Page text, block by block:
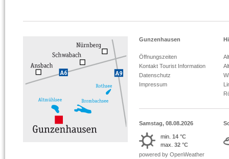
Gunzenhausen
Öffnungszeiten
Kontakt Tourist Information
Datenschutz
Impressum
Samstag, 08.08.2026
min. 14 °C
max. 32 °C
powered by OpenWeather